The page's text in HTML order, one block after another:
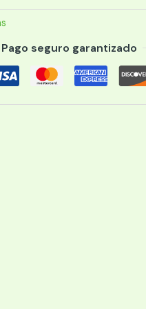
Pago seguro garantizado